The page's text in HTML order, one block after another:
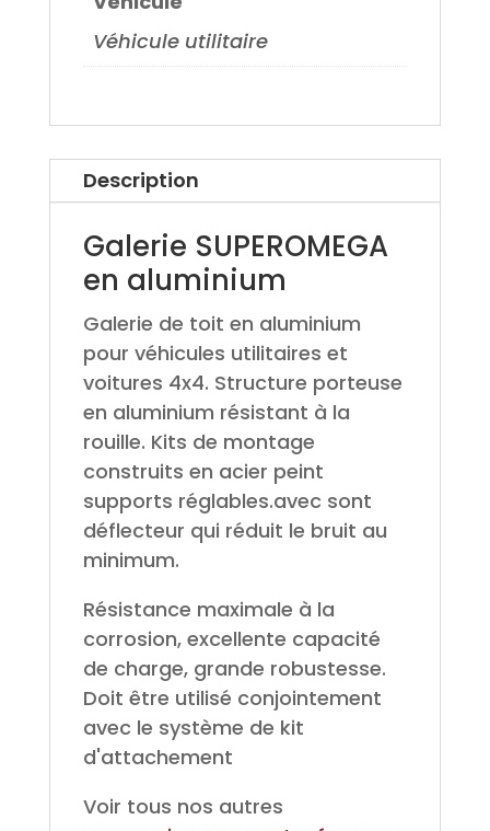
Véhicule utilitaire
Description
Galerie SUPEROMEGA
en aluminium
Galerie de toit en aluminium
pour véhicules utilitaires et
voitures 4x4. Structure porteuse
en aluminium résistant à la
rouille. Kits de montage
construits en acier peint
supports réglables.avec sont
déflecteur qui réduit le bruit au
minimum.
Résistance maximale à la
corrosion, excellente capacité
de charge, grande robustesse.
Doit être utilisé conjointement
avec le système de kit
d'attachement
Voir tous nos autres